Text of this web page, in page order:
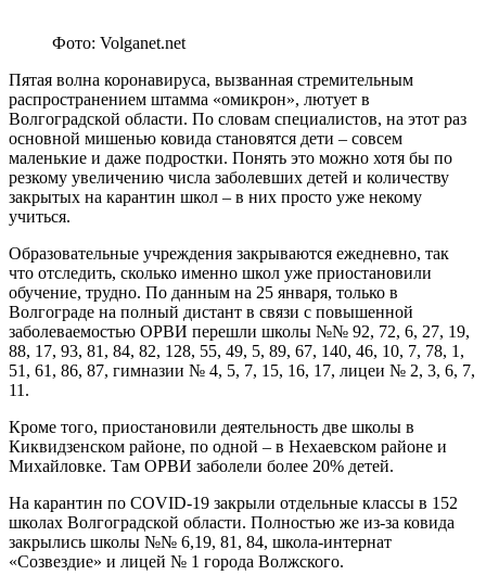
Фото: Volganet.net
Пятая волна коронавируса, вызванная стремительным
распространением штамма «омикрон», лютует в
Волгоградской области. По словам специалистов, на этот раз
основной мишенью ковида становятся дети – совсем
маленькие и даже подростки. Понять это можно хотя бы по
резкому увеличению числа заболевших детей и количеству
закрытых на карантин школ – в них просто уже некому
учиться.
Образовательные учреждения закрываются ежедневно, так
что отследить, сколько именно школ уже приостановили
обучение, трудно. По данным на 25 января, только в
Волгограде на полный дистант в связи с повышенной
заболеваемостью ОРВИ перешли школы №№ 92, 72, 6, 27, 19,
88, 17, 93, 81, 84, 82, 128, 55, 49, 5, 89, 67, 140, 46, 10, 7, 78, 1,
51, 61, 86, 87, гимназии № 4, 5, 7, 15, 16, 17, лицеи № 2, 3, 6, 7,
11.
Кроме того, приостановили деятельность две школы в
Киквидзенском районе, по одной – в Нехаевском районе и
Михайловке. Там ОРВИ заболели более 20% детей.
На карантин по COVID-19 закрыли отдельные классы в 152
школах Волгоградской области. Полностью же из-за ковида
закрылись школы №№ 6,19, 81, 84, школа-интернат
«Созвездие» и лицей № 1 города Волжского.